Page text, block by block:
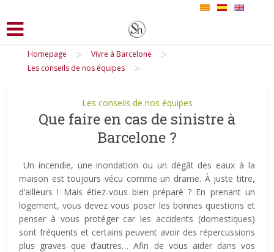
Homepage > Vivre à Barcelone >
Les conseils de nos équipes >
Les conseils de nos équipes
Que faire en cas de sinistre à
Barcelone ?
Un incendie, une inondation ou un dégât des eaux à la
maison est toujours vécu comme un drame. À juste titre,
d’ailleurs ! Mais étiez-vous bien préparé ? En prenant un
logement, vous devez vous poser les bonnes questions et
penser à vous protéger car les accidents (domestiques)
sont fréquents et certains peuvent avoir des répercussions
plus graves que d’autres… Afin de vous aider dans vos